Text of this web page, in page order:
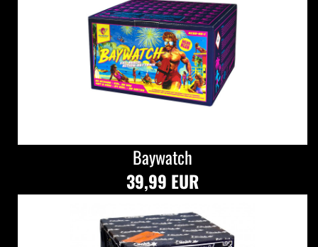
Baywatch
39,99 EUR